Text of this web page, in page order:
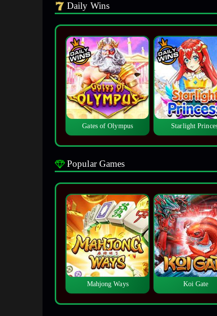
Daily Wins
Gates of Olympus Starlight
Popular Games
Mahjong Ways Koi Gate